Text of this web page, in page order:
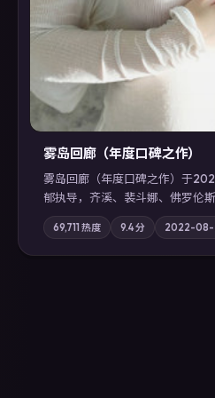
雾岛回廊（年度口碑之作）
雾岛回廊（年度口碑之作）于
郁执导，齐溪、裴斗娜、佛罗伦
主轴，边境小镇的平静被一封匿
地域气质；站内亦可通过「国产
展检索同类型高分佳作，畅享高
69,711 热度 9.4分 2022-